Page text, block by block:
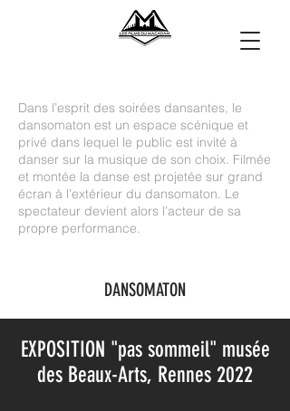
Dans l’esprit des soirées dansantes, le
dansomaton est un espace scénique et
privé dans lequel le public est invité à
danser sur la musique de son choix. Filmée
et montée la danse est projetée sur grand
écran à l’extérieur du dansomaton. Le
spectateur devient alors l’acteur de sa
propre performance.
DANSOMATON
EXPOSITION "pas sommeil" musée
des Beaux-Arts, Rennes 2022